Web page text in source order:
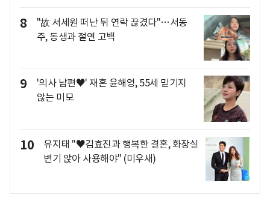
8
"故 서세원 떠난 뒤 연락 끊겼다"…서동
주, 동생과 절연 고백
9
'의사 남편♥' 재혼 윤해영, 55세 믿기지
않는 미모
10
유지태 "♥김효진과 행복한 결혼, 화장실
변기 앉아 사용해야" (미우새)